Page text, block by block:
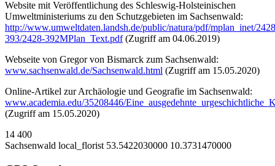
Website mit Veröffentlichung des Schleswig-Holsteinischen
Umweltministeriums zu den Schutzgebieten im Sachsenwald:
http://www.umweltdaten.landsh.de/public/natura/pdf/mplan_inet/
393/2428-392MPlan_Text.pdf(Zugriff am 04.06.2019)
Webseite von Gregor von Bismarck zum Sachsenwald:
www.sachsenwald.de/Sachsenwald.html (Zugriff am 15.05.2020)
Online-Artikel zur Archäologie und Geografie im Sachsenwald:
www.academia.edu/35208446/
(Zugriff am 15.05.2020)
14 400
Sachsenwald local_florist 53.5422030000 10.3731470000